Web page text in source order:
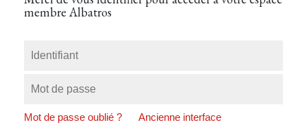
membre Albatros
Mot de passe oublié ? Ancienne interface